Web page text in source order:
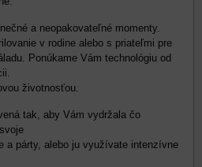
a neopakovateľné momenty.
v rodine alebo s priateľmi pre
Ponúkame Vám technológiu od
životnosťou.
tak, aby Vám vydržala čo
a párty, alebo ju využívate intenzívne